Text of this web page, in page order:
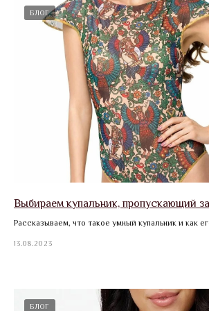
БЛОГ
Выбираем купальник, пропускающий
Рассказываем, что такое умный купальник и как
13.08.2023
БЛОГ